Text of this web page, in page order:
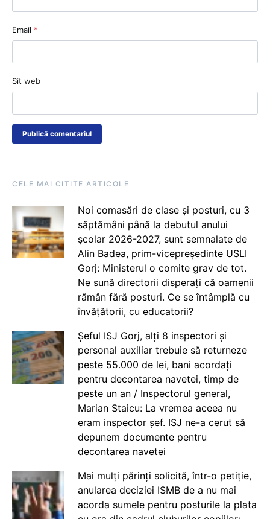
Email *
Sit web
CELE MAI CITITE ARTICOLE
Noi comasări de clase și posturi, cu 3
săptămâni până la debutul anului
școlar 2026-2027, sunt semnalate de
Alin Badea, prim-vicepreședinte USLI
Gorj: Ministerul o comite grav de tot.
Ne sună directorii disperați că oamenii
rămân fără posturi. Ce se întâmplă cu
învățătorii, cu educatorii?
Șeful ISJ Gorj, alți 8 inspectori și
personal auxiliar trebuie să returneze
peste 55.000 de lei, bani acordați
pentru decontarea navetei, timp de
peste un an / Inspectorul general,
Marian Staicu: La vremea aceea nu
eram inspector șef. ISJ ne-a cerut să
depunem documente pentru
decontarea navetei
Mai mulți părinți solicită, într-o petiție,
anularea deciziei ISMB de a nu mai
acorda sumele pentru posturile la plata